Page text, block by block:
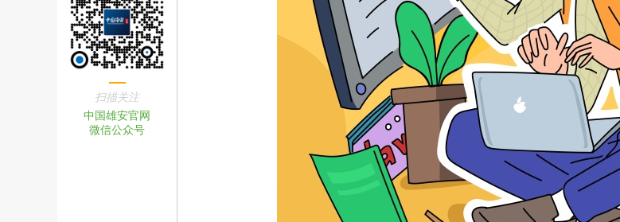
扫描关注
中国雄安官网
微信公众号